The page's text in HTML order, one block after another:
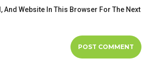
And Website In This Browser For The Next